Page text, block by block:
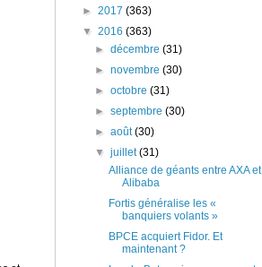
► 2017 (363)
▼ 2016 (363)
►décembre(31)
►novembre(30)
►octobre(31)
►septembre(30)
►août(30)
▼juillet(31)
Alliance de géants entre AXA et
Alibaba
Fortis généralise les «
banquiers volants »
BPCE acquiert Fidor. Et
maintenant ?